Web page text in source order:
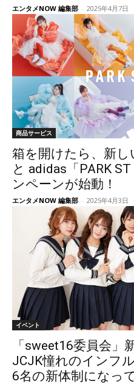
エンタメNOW 編集部 - 2025年4月7日
商品サービス
箱を開けたら、新し
と adidas「PARK
ンペーンが始動！
エンタメNOW 編集部 - 2025年4月3日
イベント
「sweet16委員会」
JCJK憧れのインフ
6名の新体制になっ